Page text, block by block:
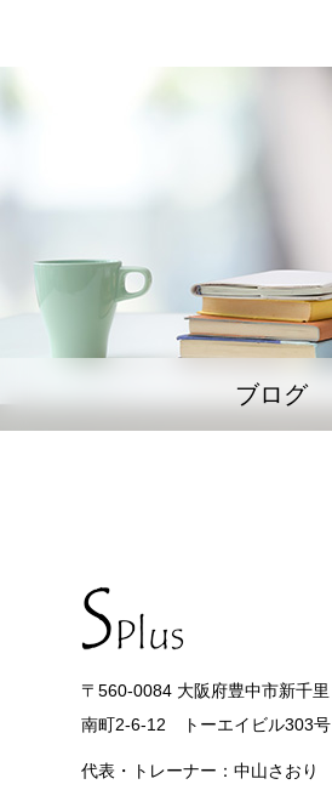
ブログ
〒560-0084 大阪府豊中市新千里
南町2-6-12 トーエイビル303号
代表・トレーナー：中山さおり